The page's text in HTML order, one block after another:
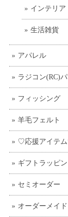
インテリア
生活雑貨
アパレル
ラジコン(RC)
フィッシング
羊毛フェルト
♡応援アイテ
ギフトラッピ
セミオーダー
オーダーメイド